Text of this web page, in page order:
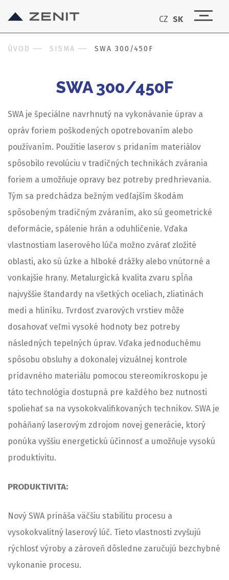
CZ SK
ÚVOD SISMA SWA 300/450F
SWA 300/450F
SWA je špeciálne navrhnutý na vykonávanie úprav a
opráv foriem poškodených opotrebovaním alebo
používaním. Použitie laserov s pridaním materiálov
spôsobilo revolúciu v tradičných technikách zvárania
foriem a umožňuje opravy bez potreby predhrievania.
Tým sa predchádza bežným vedľajším škodám
spôsobeným tradičným zváraním, ako sú geometrické
deformácie, spálenie hrán a oduhličenie. Vďaka
vlastnostiam laserového lúča možno zvárať zložité
oblasti, ako sú úzke a hlboké drážky alebo vnútorné a
vonkajšie hrany. Metalurgická kvalita zvaru spĺňa
najvyššie štandardy na všetkých oceliach, zliatinách
medi a hliníku. Tvrdosť zvarových vrstiev môže
dosahovať veľmi vysoké hodnoty bez potreby
následných tepelných úprav. Vďaka jednoduchému
spôsobu obsluhy a dokonalej vizuálnej kontrole
prídavného materiálu pomocou stereomikroskopu je
táto technológia dostupná pre každého bez nutnosti
spoliehať sa na vysokokvalifikovaných technikov. SWA je
poháňaný laserovým zdrojom novej generácie, ktorý
ponúka vyššiu energetickú účinnosť a umožňuje vysokú
produktivitu.
PRODUKTIVITA:
Nový SWA prináša väčšiu stabilitu procesu a
vysokokvalitný laserový lúč. Tieto vlastnosti zvyšujú
rýchlosť výroby a zároveň dôsledne zaručujú bezchybné
vykonanie procesu.